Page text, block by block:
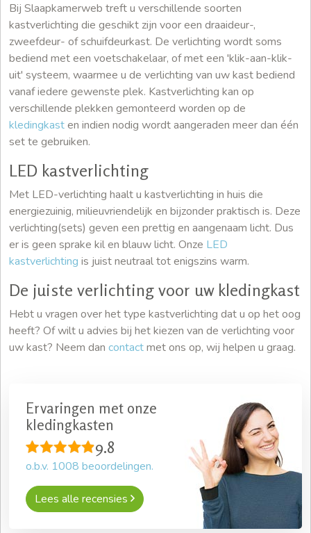
Bij Slaapkamerweb treft u verschillende soorten
kastverlichting die geschikt zijn voor een draaideur-,
zweefdeur- of schuifdeurkast. De verlichting wordt soms
bediend met een voetschakelaar, of met een 'klik-aan-klik-
uit' systeem, waarmee u de verlichting van uw kast bediend
vanaf iedere gewenste plek. Kastverlichting kan op
verschillende plekken gemonteerd worden op de
kledingkasten indien nodig wordt aangeraden meer dan één
set te gebruiken.
LED kastverlichting
Met LED-verlichting haalt u kastverlichting in huis die
energiezuinig, milieuvriendelijk en bijzonder praktisch is. Deze
verlichting(sets) geven een prettig en aangenaam licht. Dus
er is geen sprake kil en blauw licht. Onze LED
kastverlichting is juist neutraal tot enigszins warm.
De juiste verlichting voor uw kledingkast
Hebt u vragen over het type kastverlichting dat u op het oog
heeft? Of wilt u advies bij het kiezen van de verlichting voor
uw kast? Neem dan contactmet ons op, wij helpen u graag.
Ervaringen met onze
kledingkasten
9.8
o.b.v. 1008 beoordelingen.
Lees alle recensies